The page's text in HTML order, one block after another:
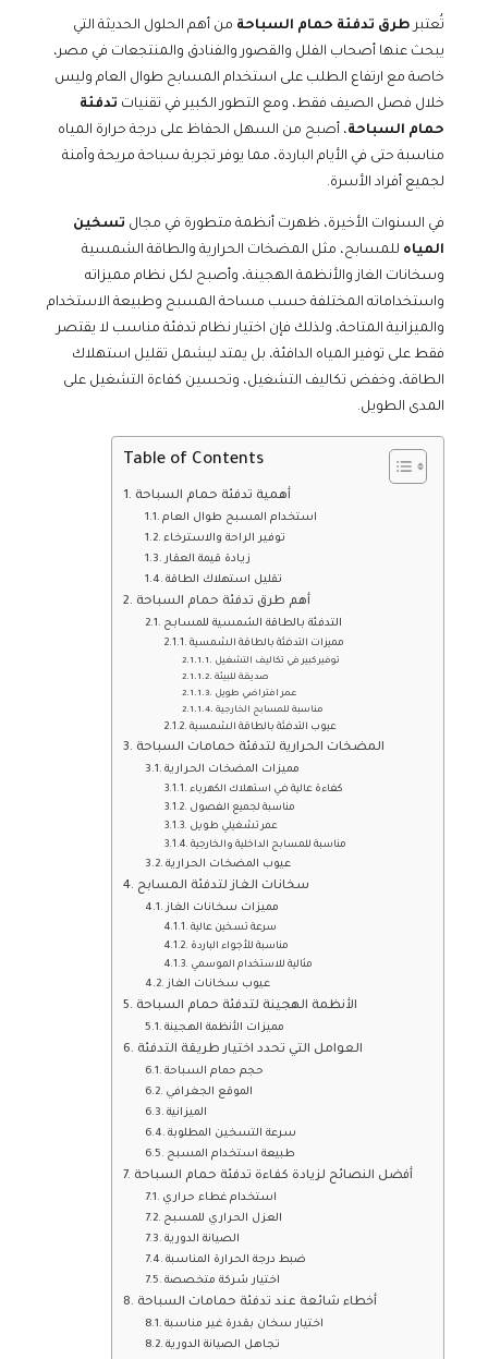
تُعتبرطرق تدفئة حمام السباحة من أهم الحلول الحديثة التي
يبحث عنها أصحاب الفلل والقصور والفنادق والمنتجعات في مصر،
خاصة مع ارتفاع الطلب على استخدام المسابح طوال العام وليس
خلال فصل الصيف فقط، ومع التطور الكبير في تقنيات تدفئة
حمام السباحة، أصبح من السهل الحفاظ على درجة حرارة المياه
مناسبة حتى في الأيام الباردة، مما يوفر تجربة سباحة مريحة وآمنة
لجميع أفراد الأسرة.
في السنوات الأخيرة، ظهرت أنظمة متطورة في مجال تسخين
المياه للمسابح، مثل المضخات الحرارية والطاقة الشمسية
وسخانات الغاز والأنظمة الهجينة، وأصبح لكل نظام مميزاته
واستخداماته المختلفة حسب مساحة المسبح وطبيعة الاستخدام
والميزانية المتاحة، ولذلك فإن اختيار نظام تدفئة مناسب لا يقتصر
فقط على توفير المياه الدافئة، بل يمتد ليشمل تقليل استهلاك
الطاقة، وخفض تكاليف التشغيل، وتحسين كفاءة التشغيل على
المدى الطويل.
Table of Contents
أهمية تدفئة حمام السباحة
استخدام المسبح طوال العام
توفير الراحة والاسترخاء
زيادة قيمة العقار
تقليل استهلاك الطاقة
أهم طرق تدفئة حمام السباحة
التدفئة بالطاقة الشمسية للمسابح
مميزات التدفئة بالطاقة الشمسية
توفير كبير في تكاليف التشغيل
صديقة للبيئة
عمر افتراضي طويل
مناسبة للمسابح الخارجية
عيوب التدفئة بالطاقة الشمسية
المضخات الحرارية لتدفئة حمامات السباحة
مميزات المضخات الحرارية
كفاءة عالية في استهلاك الكهرباء
مناسبة لجميع الفصول
عمر تشغيلي طويل
مناسبة للمسابح الداخلية والخارجية
عيوب المضخات الحرارية
سخانات الغاز لتدفئة المسابح
مميزات سخانات الغاز
سرعة تسخين عالية
مناسبة للأجواء الباردة
مثالية للاستخدام الموسمي
عيوب سخانات الغاز
الأنظمة الهجينة لتدفئة حمام السباحة
مميزات الأنظمة الهجينة
العوامل التي تحدد اختيار طريقة التدفئة
حجم حمام السباحة
الموقع الجغرافي
الميزانية
سرعة التسخين المطلوبة
طبيعة استخدام المسبح
أفضل النصائح لزيادة كفاءة تدفئة حمام السباحة
استخدام غطاء حراري
العزل الحراري للمسبح
الصيانة الدورية
ضبط درجة الحرارة المناسبة
اختيار شركة متخصصة
أخطاء شائعة عند تدفئة حمامات السباحة
اختيار سخان بقدرة غير مناسبة
تجاهل الصيانة الدورية